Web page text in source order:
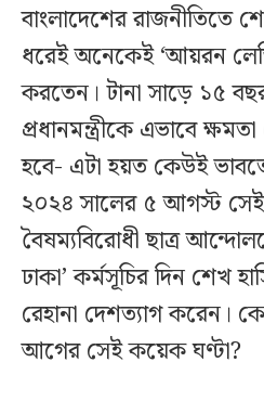
বাংলাদেশের রাজনীতিতে
ধরেই অনেকেই ‘আয়রন
করতেন। টানা সাড়ে ১৫
প্রধানমন্ত্রীকে এভাবে
হবে- এটা হয়ত কেউই
২০২৪ সালের ৫ আগস্ট
বৈষম্যবিরোধী ছাত্র
ঢাকা’ কর্মসূচির দিন শেখ
রেহানা দেশত্যাগ করেন।
আগের সেই কয়েক ঘণ্টা?